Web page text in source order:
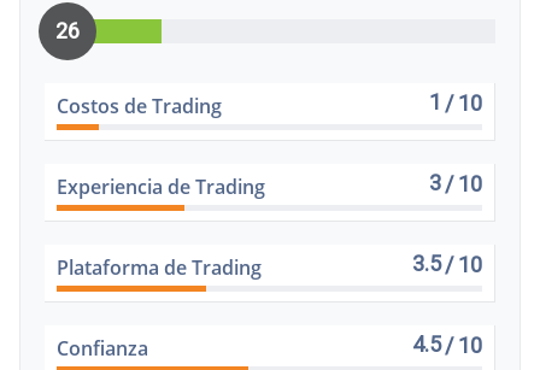
26
Costos de Trading 1 / 10
Experiencia de Trading 3/ 10
Plataforma de Trading 3.5/ 10
Confianza 4.5/ 10